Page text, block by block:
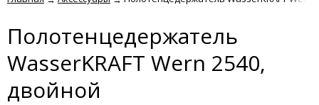
Полотенцедержатель
WasserKRAFT Wern 2540,
двойной